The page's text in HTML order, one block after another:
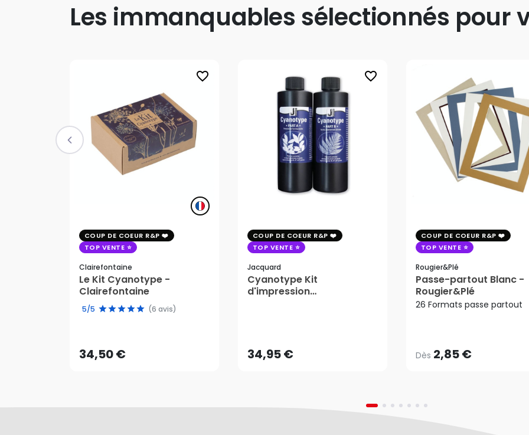
Les immanquables sélectionnés pour
favorite_border
COUP DE COEUR R&P
TOP VENTE
Clairefontaine
Le Kit Cyanotype -
Clairefontaine
5/5 (6 avis)
34,50 €AJOUTER AU PANIER
favorite_border
COUP DE COEUR R&P
TOP VENTE
Jacquard
Cyanotype Kit
d'impression
34,95 €AJOUTER AU PANIER
COUP DE COEUR R&P
TOP VENTE
Rougier&plé
Passe-partout Blanc -
Rougier&Plé
26 Formats passe partout
Dès 2,85 €
2,85 €